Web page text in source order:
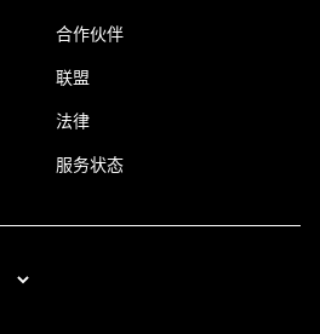
合作伙伴
联盟
法律
服务状态